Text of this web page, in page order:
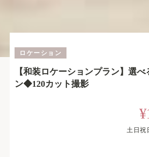
ロケーション
【和装ロケーションプラン】選べ
ン◆120カット撮影
土日